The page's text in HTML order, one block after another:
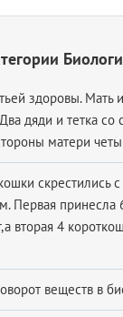
здоровы. Мать
дяди и тетка со
матери
скрестились с
Первая принесла
вторая 4
веществ в